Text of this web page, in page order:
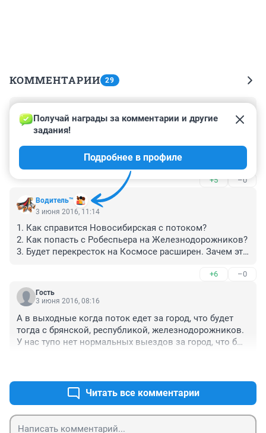
КОММЕНТАРИИ 29
3 июня 2016, 14:43
А тем временем ушлые ребята выкупают пока еще
свободные земли, что планируется использовать под
этот путепровод :)))
+5 –0
Вoдитель™
Получай награды за комментарии и другие
задания!
Подробнее в профиле
3 июня 2016, 11:14
1. Как справится Новосибирская с потоком?
2. Как попасть с Робеспьера на Железнодорожников?
3. Будет перекресток на Космосе расширен. Зачем эта
4. Нужен проезд Калинина-Свободный. А в идеале
Калинина-Свободный-Копылова-Ненужный мост. И
тогда ненужный сейчас мост станет нужным.
+6 –0
Гость
3 июня 2016, 08:16
А в выходные когда поток едет за город, что будет
тогда с брянской, республикой, железнодорожников.
У нас тупо нет нормальных выездов за город, что бы
начинается от гор ДК а то и с Копылова, люди бы
рады выехать из города, да вот только пол дня уходит
на это!
Читать все комментарии